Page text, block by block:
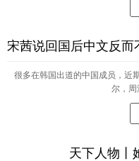
很多在韩国出道的中国成员，近
尔，
天下人物丨